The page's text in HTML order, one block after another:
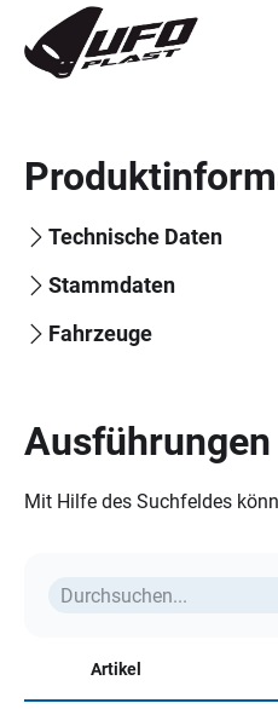
Technische Daten
Stammdaten
Fahrzeuge
Ausführungen
Mit Hilfe des Suchfeldes
Artikel